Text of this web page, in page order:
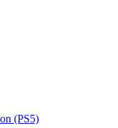
(PS5)